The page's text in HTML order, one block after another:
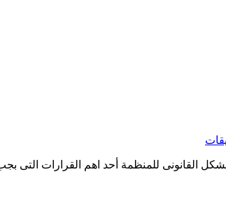
القانونى للمنظمة أحد اهم القرارات التى